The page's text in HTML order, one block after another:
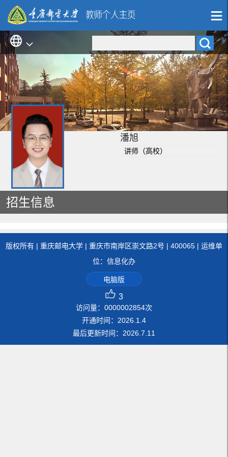
潘旭
讲师（高校）
招生信息
版权所有 | 重庆邮电大学 | 重庆市南岸区崇文路2号 | 400065 | 运维单
位：信息化办
电脑版
3
访问量： 0000002854次
开通时间： 2026 1 4
最后更新时间： 2026 7 11